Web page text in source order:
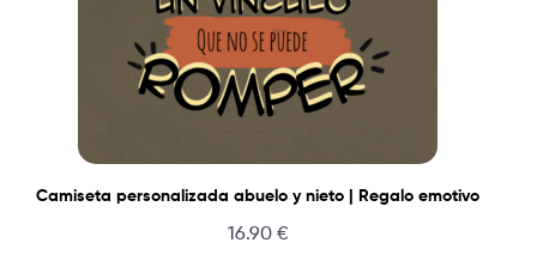
Camiseta personalizada abuelo y nieto | Regalo emotivo
16.90 €